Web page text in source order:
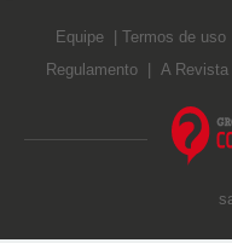
Equipe Termos de uso
Regulamento
A Revista